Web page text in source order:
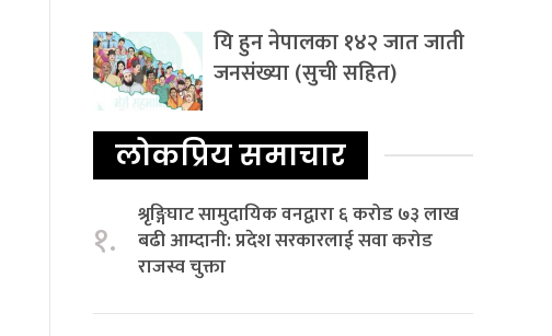
यि हुन नेपालका १४२ जात जाती
जनसंख्या (सुची सहित)
लोकप्रिय समाचार
१.
श्रृङ्गिघाट सामुदायिक वनद्वारा ६ करोड ७३ लाख
बढी आम्दानी: प्रदेश सरकारलाई सवा करोड
राजस्व चुक्ता